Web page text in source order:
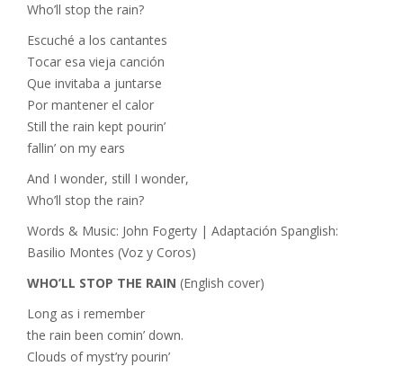
Who’ll stop the rain?
Escuché a los cantantes
Tocar esa vieja canción
Que invitaba a juntarse
Por mantener el calor
Still the rain kept pourin’
fallin’ on my ears
And I wonder, still I wonder,
Who’ll stop the rain?
Words & Music: John Fogerty | Adaptación Spanglish:
Basilio Montes (Voz y Coros)
WHO’LL STOP THE RAIN (English cover)
Long as i remember
the rain been comin’ down.
Clouds of myst’ry pourin’